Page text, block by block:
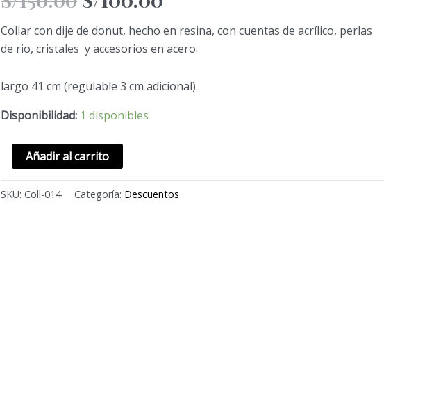
Collar con dije de donut, hecho en resina, con cuentas de acrílico, perlas
de rio, cristales y accesorios en acero.
largo 41 cm (regulable 3 cm adicional).
Disponibilidad: 1 disponibles
Añadir al carrito
SKU: Coll-014 Categoría: Descuentos